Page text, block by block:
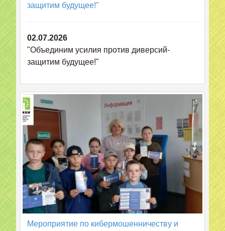
защитим будущее!"
02.07.2026
"Объединим усилия против диверсий-
защитим будущее!"
Мероприятие по кибермошенничеству и